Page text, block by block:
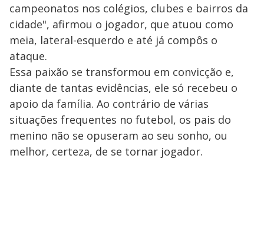
campeonatos nos colégios, clubes e bairros da
cidade", afirmou o jogador, que atuou como
meia, lateral-esquerdo e até já compôs o
ataque.
Essa paixão se transformou em convicção e,
diante de tantas evidências, ele só recebeu o
apoio da família. Ao contrário de várias
situações frequentes no futebol, os pais do
menino não se opuseram ao seu sonho, ou
melhor, certeza, de se tornar jogador.